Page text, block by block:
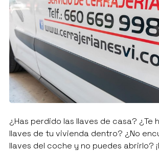
¿Has perdido las llaves de casa? ¿Te
llaves de tu vivienda dentro? ¿No
llaves del coche y no puedes abrirlo?